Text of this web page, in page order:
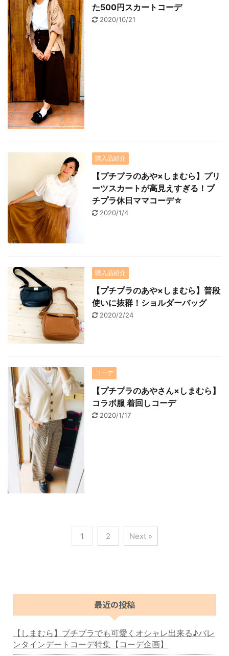
た500円スカートコーデ
2020/10/21
購入品紹介
【プチプラのあや×しまむら】プリ
ーツスカートが高見えすぎる！プ
チプラ休日ママコーデ☆
2020/1/4
購入品紹介
【プチプラのあや×しまむら】普段
使いに抜群！ショルダーバッグ
2020/2/24
コーデ
【プチプラのあやさん×しまむら】
コラボ服 着回しコーデ
2020/1/17
1 2 Next »
最近の投稿
【しまむら】プチプラでも可愛くオシャレ出来る♪バレ
ンタインデートコーデ特集【コーデ企画】